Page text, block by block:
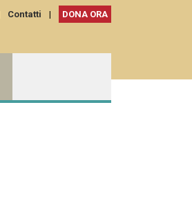
Contatti | DONA ORA